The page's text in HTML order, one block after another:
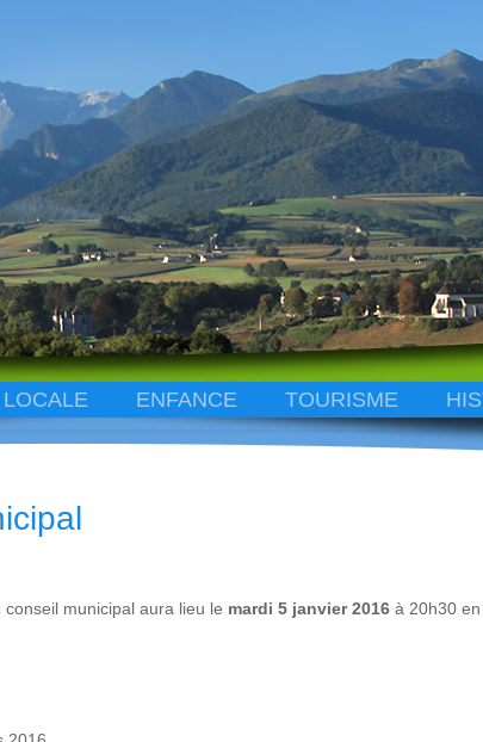
ENFANCE TOURISME
municipal aura lieu le mardi 5 janvier 2016 à 20h30